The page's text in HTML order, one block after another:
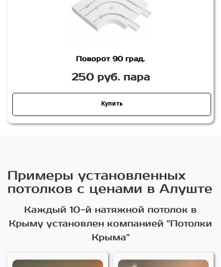
Поворот 90 град.
250 руб. пара
Купить
Примеры установленных
потолков с ценами в Алуште
Каждый 10-й натяжной потолок в
Крыму установлен компанией "Потолки
Крыма"